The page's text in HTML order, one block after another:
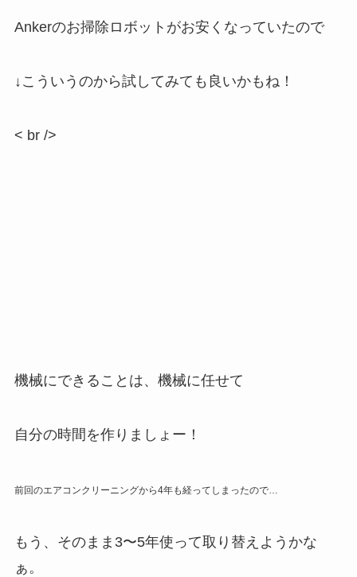
Ankerのお掃除ロボットがお安くなっていたので
↓こういうのから試してみても良いかもね！
< br />
機械にできることは、機械に任せて
自分の時間を作りましょー！
前回のエアコンクリーニングから4年も経ってしまったので…
もう、そのまま3〜5年使って取り替えようかな
ぁ。